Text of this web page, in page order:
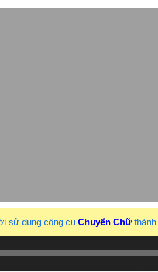
sử dụng công cụ Chuyển Chữ thành